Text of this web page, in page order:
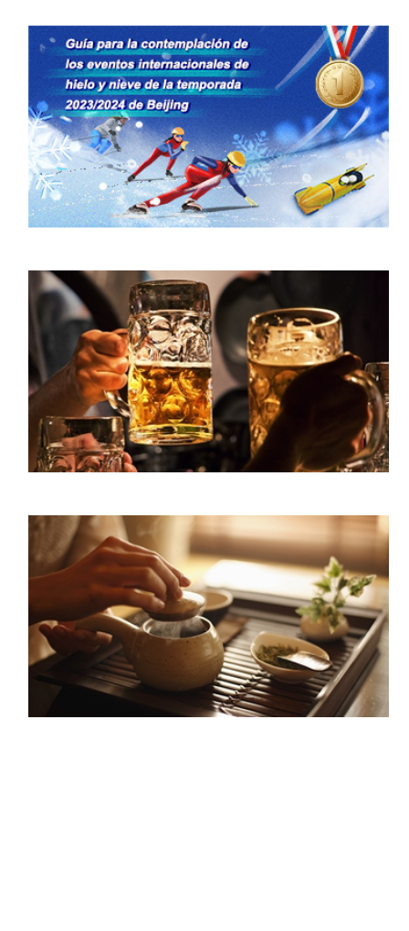
Qianmen, New World
para iluminar la
lanzamiento de
marcas nacionales e
se utilizan para la
múltiples categorías,
de nueva tendencia
y creativos,
ropa, joyas, coches,
consumo de Beijing
modos de consumo.